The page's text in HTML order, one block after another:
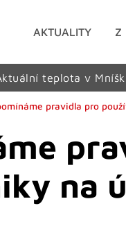
AKTUALITY Z
teplota v
pravidla pro
na